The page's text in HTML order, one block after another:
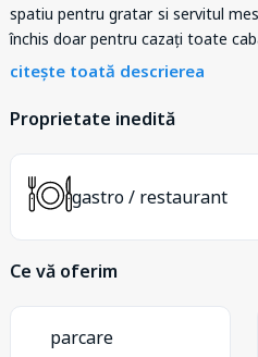
spatiu pentru gratar si servitul
închis doar pentru cazați toate
citește toată descrierea
Proprietate inedită
gastro / restaurant
Ce vă oferim
parcare